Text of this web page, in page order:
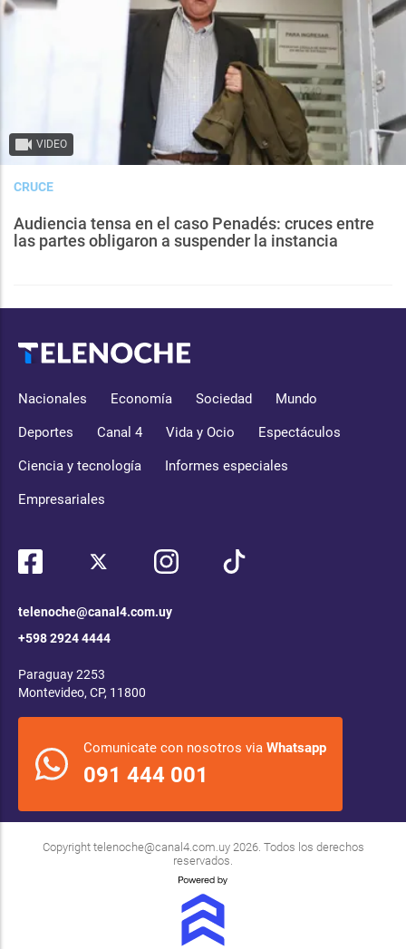
VIDEO
CRUCE
Audiencia tensa en el caso Penadés: cruces entre
las partes obligaron a suspender la instancia
Nacionales Economía Sociedad Mundo
Deportes Canal 4 Vida y Ocio Espectáculos
Ciencia y tecnología Informes especiales
Empresariales
telenoche@canal4.com.uy
+598 2924 4444
Paraguay 2253
Montevideo, CP, 11800
Comunicate con nosotros via Whatsapp
091 444 001
Copyright telenoche@canal4.com.uy2026. Todos los derechos
reservados.